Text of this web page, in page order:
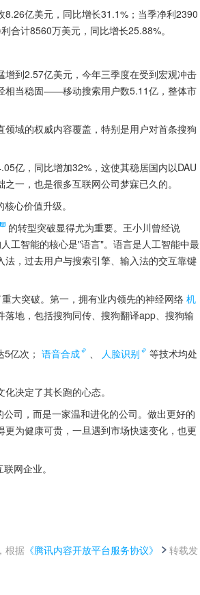
亿美元，同比增长31.1%；当季净利2390
合计8560万美元，同比增长25.88%。
到2.57亿美元，今年三季度在受到宏观冲击
相当稳固——移动搜索用户数5.11亿，整体市
域的权威内容覆盖，特别是用户对首条搜狗
亿，同比增加32%，这使其稳居国内以DAU
一，也是很多互联网公司梦寐已久的。
心价值升级。
的转型突破显得尤为重要。王小川曾经说
工智能的核心是"语言"。语言是人工智能中最
，过去用户与搜索引擎、输入法的交互靠键
大突破。第一，拥有业内领先的神经网络 机
地，包括搜狗同传、搜狗翻译app、搜狗输
亿次； 语音合成 、 人脸识别
等技术均处
决定了其长跑的心态。
司，而是一家温和进化的公司。做出更好的
为健康可贵，一旦遇到市场快速变化，也更
网企业。
根据 《腾讯内容开放平台服务协议》
转载发